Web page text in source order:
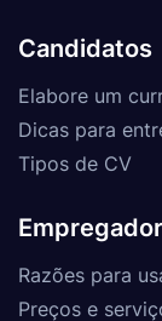
Candidatos
Elabore um
Dicas para
Tipos de CV
Razões para
Preços e